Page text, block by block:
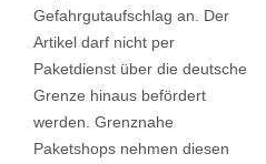
Gefahrgutaufschlag an. Der
Artikel darf nicht per
Paketdienst über die deutsche
Grenze hinaus befördert
werden. Grenznahe
Paketshops nehmen diesen